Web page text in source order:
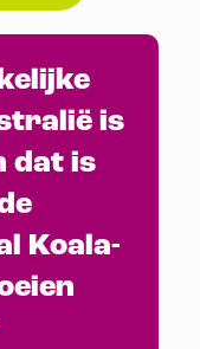
is
dat is
Koala-